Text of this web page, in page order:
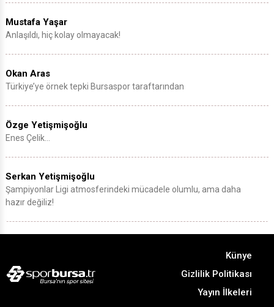
Mustafa Yaşar
Anlaşıldı, hiç kolay olmayacak!
Okan Aras
Türkiye’ye örnek tepki Bursaspor taraftarından
Özge Yetişmişoğlu
Enes Çelik…
Serkan Yetişmişoğlu
Şampiyonlar Ligi atmosferindeki mücadele olumlu, ama daha
hazır değiliz!
Künye
Gizlilik Politikası
Yayın İlkeleri